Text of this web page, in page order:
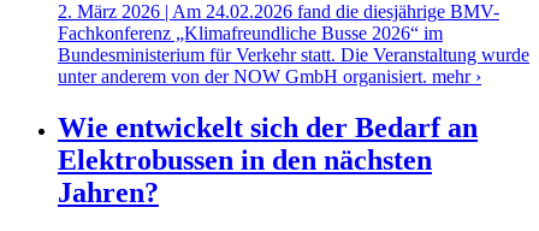
2. März 2026 | Am 24.02.2026 fand die diesjährige BMV-
Fachkonferenz „Klimafreundliche Busse 2026“ im
Bundesministerium für Verkehr statt. Die Veranstaltung wurde
unter anderem von der NOW GmbH organisiert. mehr ›
Wie entwickelt sich der Bedarf an
Elektrobussen in den nächsten
Jahren?